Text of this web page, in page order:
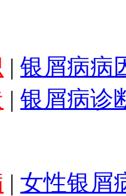
| 银屑病病
| 银屑病诊
| 女性银屑